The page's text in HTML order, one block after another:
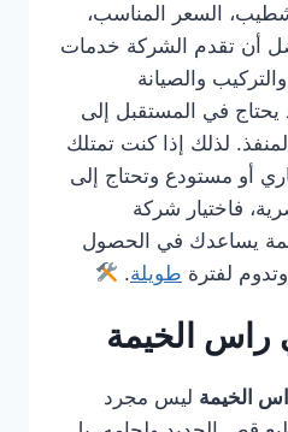
السعر المناسب،
أن تقدم الشركة خدمات
والصيانة
يحتاج في المستقبل إلى
لذلك إذا كنت تمتلك
أو مستودع وتحتاج إلى
فاختيار شركة
يساعدك في الحصول
لفترة طويلة.
راس الخيمة
الخيمة ليس مجرد